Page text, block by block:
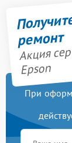
ремонт
Акция
Epson
При